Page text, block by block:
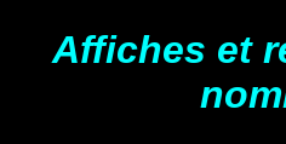
Affiches et